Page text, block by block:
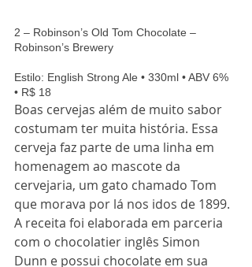
2 – Robinson’s Old Tom Chocolate –
Robinson’s Brewery
Estilo: English Strong Ale • 330ml • ABV 6%
• R$ 18
Boas cervejas além de muito sabor
costumam ter muita história. Essa
cerveja faz parte de uma linha em
homenagem ao mascote da
cervejaria, um gato chamado Tom
que morava por lá nos idos de 1899.
A receita foi elaborada em parceria
com o chocolatier inglês Simon
Dunn e possui chocolate em sua